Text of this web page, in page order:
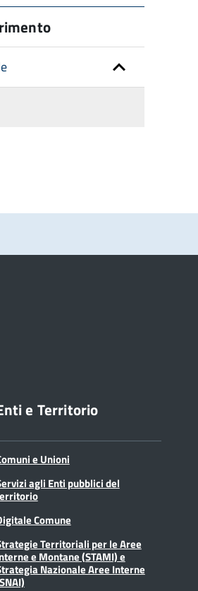
e Territorio
e Unioni
agli Enti pubblici del
Comune
Territoriali per le Aree
e Montane (STAMI) e
Nazionale Aree Interne